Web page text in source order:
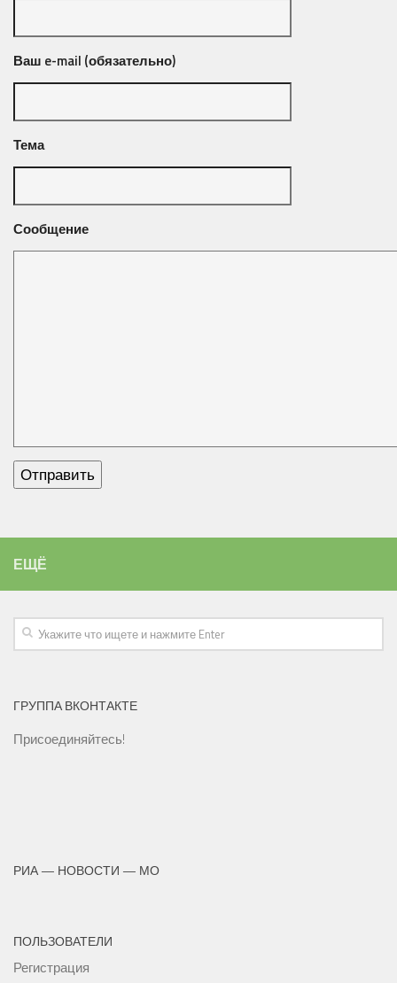
Ваш e-mail (обязательно)
Тема
Сообщение
ЕЩЁ
ГРУППА ВКОНТАКТЕ
Присоединяйтесь!
РИА — НОВОСТИ — МО
ПОЛЬЗОВАТЕЛИ
Регистрация